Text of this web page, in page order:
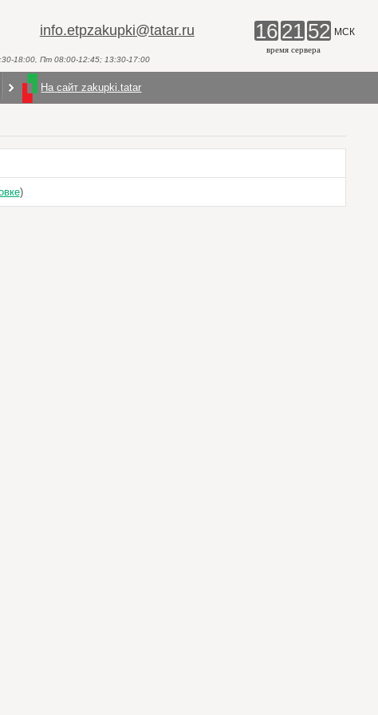
info.etpzakupki@tatar.ru
18:00, Пт 08:00-12:45; 13:30-17:00
16 21 52 МСК
время сервера
На сайт zakupki.tatar
)